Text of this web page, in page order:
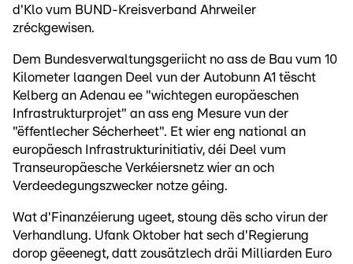
d'Klo vum BUND-Kreisverband Ahrweiler
zréckgewisen.
Dem Bundesverwaltungsgeriicht no ass de Bau vum 10
Kilometer laangen Deel vun der Autobunn A1 tëscht
Kelberg an Adenau ee "wichtegen europäeschen
Infrastrukturprojet" an ass eng Mesure vun der
"ëffentlecher Sécherheet". Et wier eng national an
europäesch Infrastrukturinitiativ, déi Deel vum
Transeuropäesche Verkéiersnetz wier an och
Verdeedegungszwecker notze géing.
Wat d'Finanzéierung ugeet, stoung dës scho virun der
Verhandlung. Ufank Oktober hat sech d'Regierung
dorop gëeenegt, datt zousätzlech dräi Milliarden Euro